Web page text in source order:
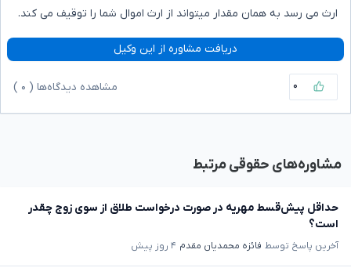
ارث می رسد به همان مقدار میتواند از ارث اموال شما را توقیف می کند.
دریافت مشاوره از این وکیل
۰ مشاهده دیدگاه‌ها ( ۰
مشاوره‌های حقوقی مرتبط
حداقل پیش‌قسط مهریه در صورت درخواست طلاق از سوی زوج چقدر
است؟
آخرین پاسخ توسط فائزه محمدیان مقدم ۴ روز پیش